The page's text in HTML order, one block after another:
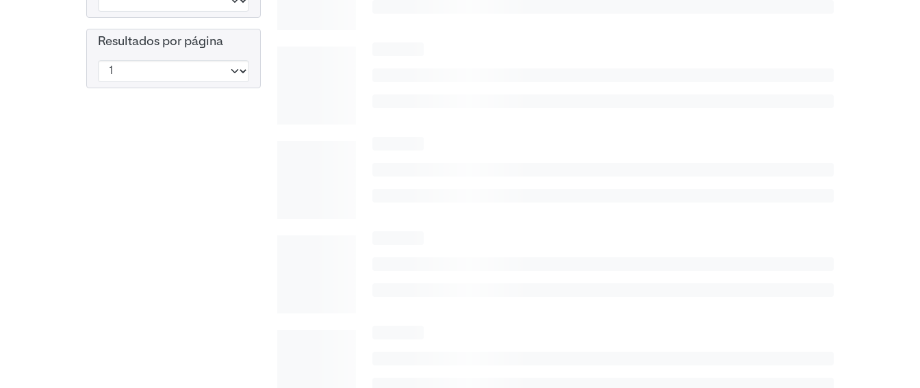
Resultados por página